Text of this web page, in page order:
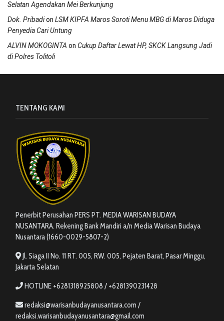
Selatan Agendakan Mei Berkunjung
Dok. Pribadion LSM KIPFA Maros Soroti Menu MBG di Maros Diduga
Penyedia Cari Untung
ALVIN MOKOGINTA on Cukup Daftar Lewat HP, SKCK Langsung Jadi
di Polres Tolitoli
TENTANG KAMI
Penerbit Perusahan PERS PT. MEDIA WARISAN BUDAYA
NUSANTARA. Rekening Bank Mandiri a/n Media Warisan Budaya
Nusantara (1660-0029-5807-2)
Jl. Siaga II No. 11 RT. 005, RW. 005, Pejaten Barat, Pasar Minggu,
Jakarta Selatan
HOTLINE +6281318925808 / +6281390231428
redaksi@warisanbudayanusantara.com /
redaksi.warisanbudayanusantara@gmail.com